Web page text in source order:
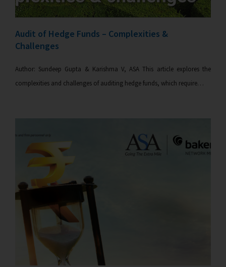
Audit of Hedge Funds – Complexities &
Challenges
Author: Sundeep Gupta & Karishma V, ASA This article explores the
complexities and challenges of auditing hedge funds, which require…